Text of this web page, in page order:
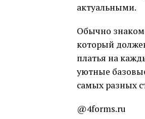
актуальными.
Обычно
который
платья на
уютные
самых разных
@4forms.ru